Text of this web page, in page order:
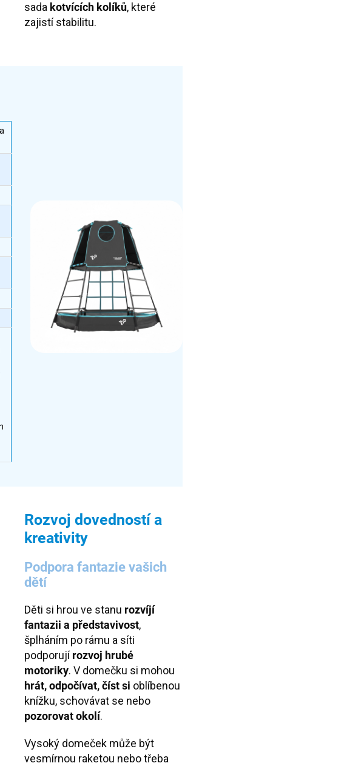
sada kotvících kolíků, které
zajistí stabilitu.
Rozvoj dovedností a
kreativity
Podpora fantazie vašich
dětí
Děti si hrou ve stanu rozvíjí
fantazii a představivost,
šplháním po rámu a síti
podporujírozvoj hrubé
motoriky. V domečku si mohou
hrát, odpočívat, číst si oblíbenou
knížku, schovávat se nebo
pozorovat okolí.
Vysoký domeček může být
vesmírnou raketou nebo třeba